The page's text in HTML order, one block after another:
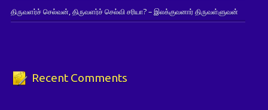
திருவளர்ச் செல்வன், திருவளர்ச் செல்வி சரியா? – இலக்குவனார் திருவள்ளுவன்
Recent Comments